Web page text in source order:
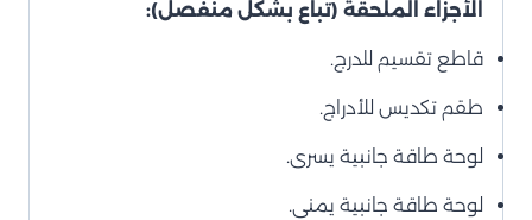
الأجزاء الملحقة (تباع بشكل منفصل):
قاطع تقسيم للدرج.
طقم تكديس للأدراج.
لوحة طاقة جانبية يسرى.
لوحة طاقة جانبية يمنى.